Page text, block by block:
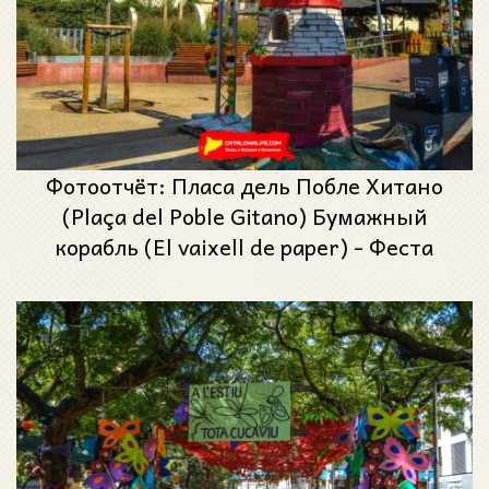
Фотоотчёт: Пласа дель Побле Хитано
(Plaça del Poble Gitano) Бумажный
корабль (El vaixell de paper) - Феста
Gràcia 2023)